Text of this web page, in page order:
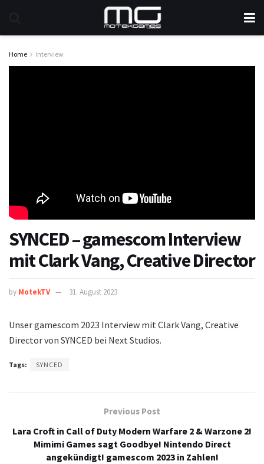
Home Interview
SYNCED – gamescom Interview
mit Clark Vang, Creative Director
by MotekTV 31. August 2023
Unser gamescom 2023 Interview mit Clark Vang, Creative
Director von SYNCED bei Next Studios.
Tags: SYNCED
Previous Post
Lara Croft in Call of Duty Modern Warfare 2 & Warzone 2!
Mimimi Games sagt Goodbye! Nintendo Direct
angekündigt! gamescom 2023 in Zahlen!